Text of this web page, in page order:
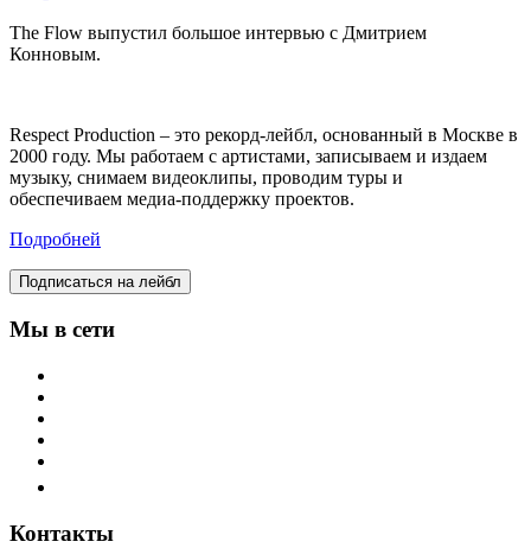
The Flow выпустил большое интервью с Дмитрием
Конновым.
Respect Production – это рекорд-лейбл, основанный в Москве в
2000 году. Мы работаем с артистами, записываем и издаем
музыку, снимаем видеоклипы, проводим туры и
обеспечиваем медиа-поддержку проектов.
Подробней
Подписаться на лейбл
Мы в сети
Контакты